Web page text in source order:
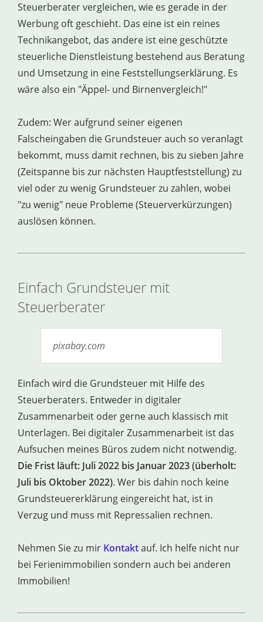
Steuerberater vergleichen, wie es gerade in der
Werbung oft geschieht. Das eine ist ein reines
Technikangebot, das andere ist eine geschützte
steuerliche Dienstleistung bestehend aus Beratung
und Umsetzung in eine Feststellungserklärung. Es
wäre also ein "Äppel- und Birnenvergleich!"
Zudem: Wer aufgrund seiner eigenen
Falscheingaben die Grundsteuer auch so veranlagt
bekommt, muss damit rechnen, bis zu sieben Jahre
(Zeitspanne bis zur nächsten Hauptfeststellung) zu
viel oder zu wenig Grundsteuer zu zahlen, wobei
"zu wenig" neue Probleme (Steuerverkürzungen)
auslösen können.
Einfach Grundsteuer mit
Steuerberater
pixabay.com
Einfach wird die Grundsteuer mit Hilfe des
Steuerberaters. Entweder in digitaler
Zusammenarbeit oder gerne auch klassisch mit
Unterlagen. Bei digitaler Zusammenarbeit ist das
Aufsuchen meines Büros zudem nicht notwendig.
Die Frist läuft: Juli 2022 bis Januar 2023 (überholt:
Juli bis Oktober 2022). Wer bis dahin noch keine
Grundsteuererklärung eingereicht hat, ist in
Verzug und muss mit Repressalien rechnen.
Nehmen Sie zu mir Kontaktauf. Ich helfe nicht nur
bei Ferienimmobilien sondern auch bei anderen
Immobilien!